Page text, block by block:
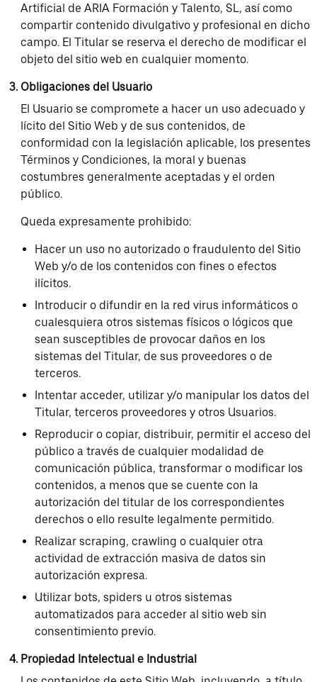
Artificial de ARIA Formación y Talento, SL, así como
compartir contenido divulgativo y profesional en dicho
campo. El Titular se reserva el derecho de modificar el
objeto del sitio web en cualquier momento.
Obligaciones del Usuario
El Usuario se compromete a hacer un uso adecuado y
lícito del Sitio Web y de sus contenidos, de
conformidad con la legislación aplicable, los presentes
Términos y Condiciones, la moral y buenas
costumbres generalmente aceptadas y el orden
público.
Queda expresamente prohibido:
Hacer un uso no autorizado o fraudulento del Sitio
Web y/o de los contenidos con fines o efectos
ilícitos.
Introducir o difundir en la red virus informáticos o
cualesquiera otros sistemas físicos o lógicos que
sean susceptibles de provocar daños en los
sistemas del Titular, de sus proveedores o de
terceros.
Intentar acceder, utilizar y/o manipular los datos del
Titular, terceros proveedores y otros Usuarios.
Reproducir o copiar, distribuir, permitir el acceso del
público a través de cualquier modalidad de
comunicación pública, transformar o modificar los
contenidos, a menos que se cuente con la
autorización del titular de los correspondientes
derechos o ello resulte legalmente permitido.
Realizar scraping, crawling o cualquier otra
actividad de extracción masiva de datos sin
autorización expresa.
Utilizar bots, spiders u otros sistemas
automatizados para acceder al sitio web sin
consentimiento previo.
Propiedad Intelectual e Industrial